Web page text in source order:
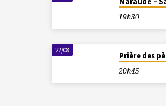
19h30
22/08
Prière des
20h45